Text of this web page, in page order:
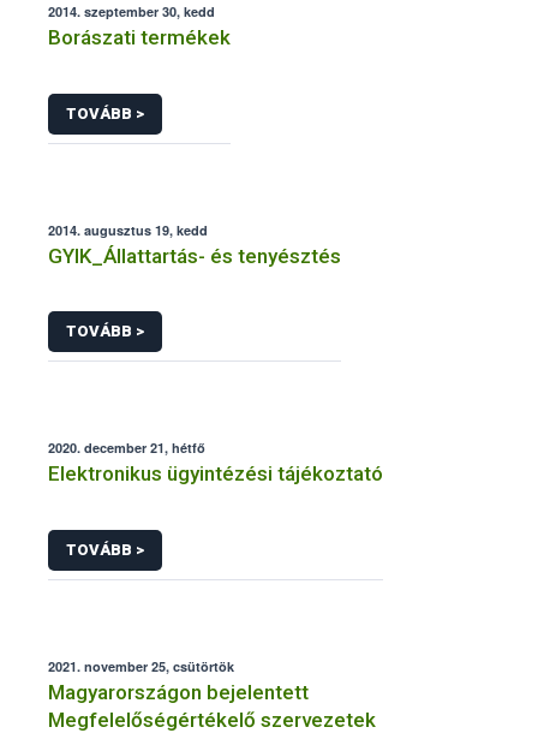
2014. szeptember 30, kedd
Borászati termékek
TOVÁBB >
2014. augusztus 19, kedd
GYIK_Állattartás- és tenyésztés
TOVÁBB >
2020. december 21, hétfő
Elektronikus ügyintézési tájékoztató
TOVÁBB >
2021. november 25, csütörtök
Magyarországon bejelentett
Megfelelőségértékelő szervezetek